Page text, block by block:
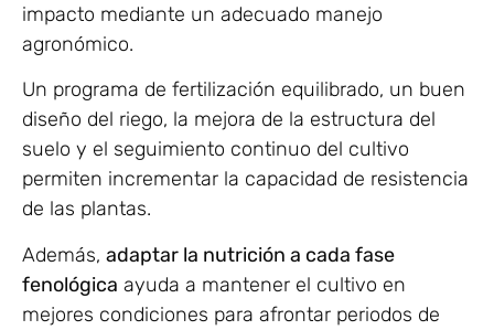
impacto mediante un adecuado manejo
agronómico.
Un programa de fertilización equilibrado, un buen
diseño del riego, la mejora de la estructura del
suelo y el seguimiento continuo del cultivo
permiten incrementar la capacidad de resistencia
de las plantas.
Además, adaptar la nutrición a cada fase
fenológica ayuda a mantener el cultivo en
mejores condiciones para afrontar periodos de